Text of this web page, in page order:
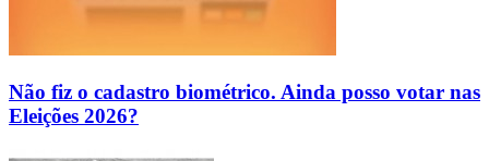
Não fiz o cadastro biométrico. Ainda posso votar nas
Eleições 2026?